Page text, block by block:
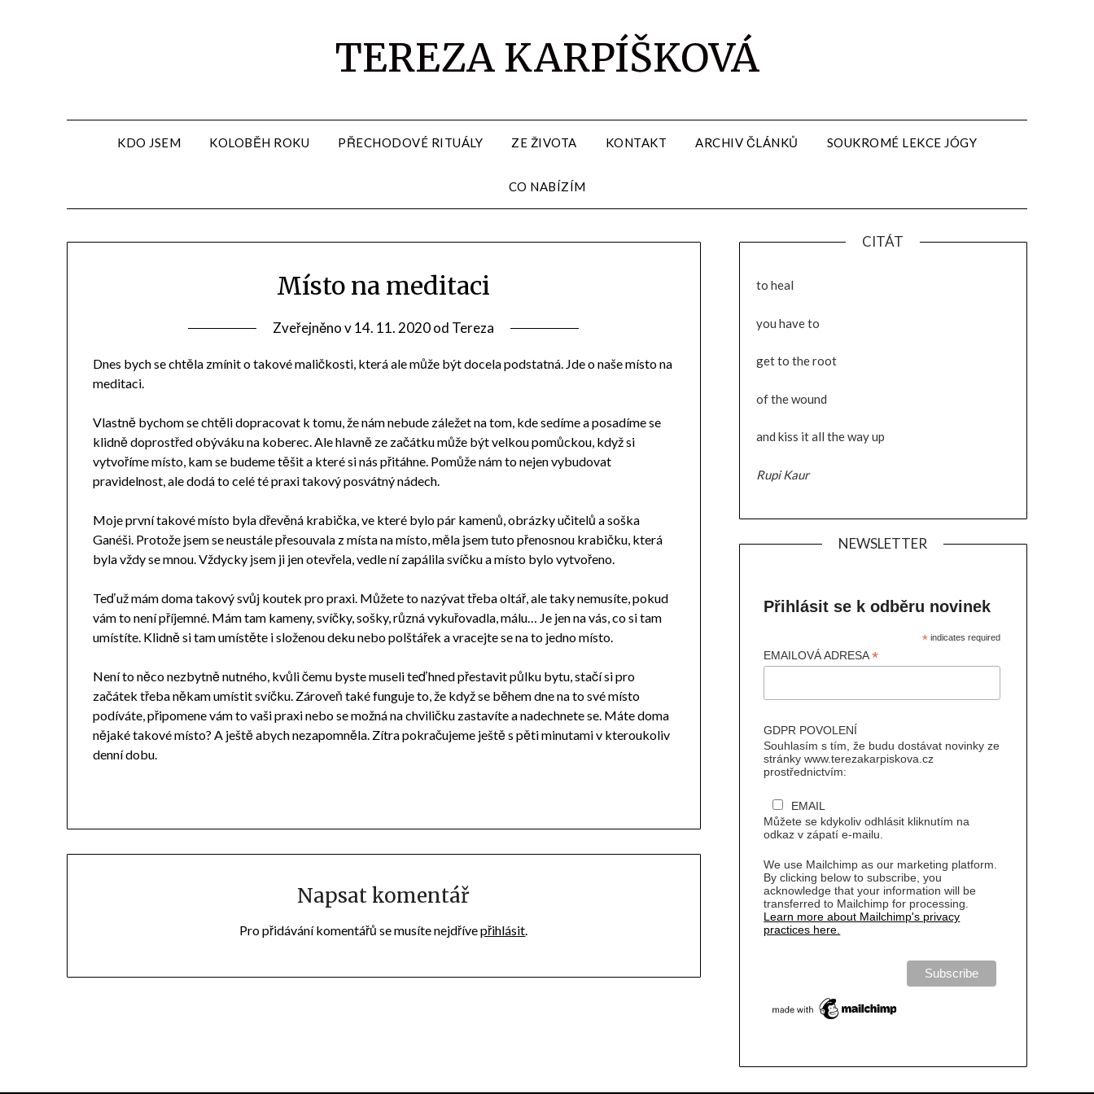
TEREZA KARPÍŠKOVÁ
KDO JSEM KOLOBĚH ROKU PŘECHODOVÉ RITUÁLY ZE ŽIVOTA KONTAKT ARCHIV ČLÁNKŮ SOUKROMÉ LEKCE JÓGY
CO NABÍZÍM
Místo na meditaci
Zveřejněno v14. 11. 2020od Tereza
Dnes bych se chtěla zmínit o takové maličkosti, která ale může být docela podstatná. Jde o naše místo na
meditaci.
Vlastně bychom se chtěli dopracovat k tomu, že nám nebude záležet na tom, kde sedíme a posadíme se
klidně doprostřed obýváku na koberec. Ale hlavně ze začátku může být velkou pomůckou, když si
vytvoříme místo, kam se budeme těšit a které si nás přitáhne. Pomůže nám to nejen vybudovat
pravidelnost, ale dodá to celé té praxi takový posvátný nádech.
Moje první takové místo byla dřevěná krabička, ve které bylo pár kamenů, obrázky učitelů a soška
Ganéši. Protože jsem se neustále přesouvala z místa na místo, měla jsem tuto přenosnou krabičku, která
byla vždy se mnou. Vždycky jsem ji jen otevřela, vedle ní zapálila svíčku a místo bylo vytvořeno.
Teď už mám doma takový svůj koutek pro praxi. Můžete to nazývat třeba oltář, ale taky nemusíte, pokud
vám to není příjemné. Mám tam kameny, svíčky, sošky, různá vykuřovadla, málu… Je jen na vás, co si tam
umístíte. Klidně si tam umístěte i složenou deku nebo polštářek a vracejte se na to jedno místo.
Není to něco nezbytně nutného, kvůli čemu byste museli teď hned přestavit půlku bytu, stačí si pro
začátek třeba někam umístit svíčku. Zároveň také funguje to, že když se během dne na to své místo
podíváte, připomene vám to vaši praxi nebo se možná na chviličku zastavíte a nadechnete se. Máte doma
nějaké takové místo? A ještě abych nezapomněla. Zítra pokračujeme ještě s pěti minutami v kteroukoliv
denní dobu.
Napsat komentář
Pro přidávání komentářů se musíte nejdřívepřihlásit.
CITÁT
to heal
you have to
get to the root
of the wound
and kiss it all the way up
Rupi Kaur
NEWSLETTER
Přihlásit se k odběru novinek
*indicates required
EMAILOVÁ ADRESA*
GDPR POVOLENÍ
Souhlasím s tím, že budu dostávat novinky ze
stránky www.terezakarpiskova.cz
prostřednictvím:
EMAIL
Můžete se kdykoliv odhlásit kliknutím na
odkaz v zápatí e-mailu.
We use Mailchimp as our marketing platform.
By clicking below to subscribe, you
acknowledge that your information will be
transferred to Mailchimp for processing.
Learn more about Mailchimp's privacy
practices here.